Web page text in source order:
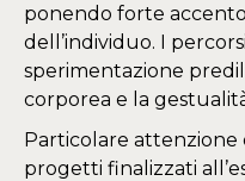
ponendo forte
dell’individuo. I
sperimentazione
corporea e la
Particolare attenzione
progetti finalizzati